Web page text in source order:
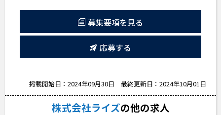
募集要項を見る
応募する
掲載開始日：2024年09月30日 最終更新日：2024年10月01日
株式会社ライズの他の求人